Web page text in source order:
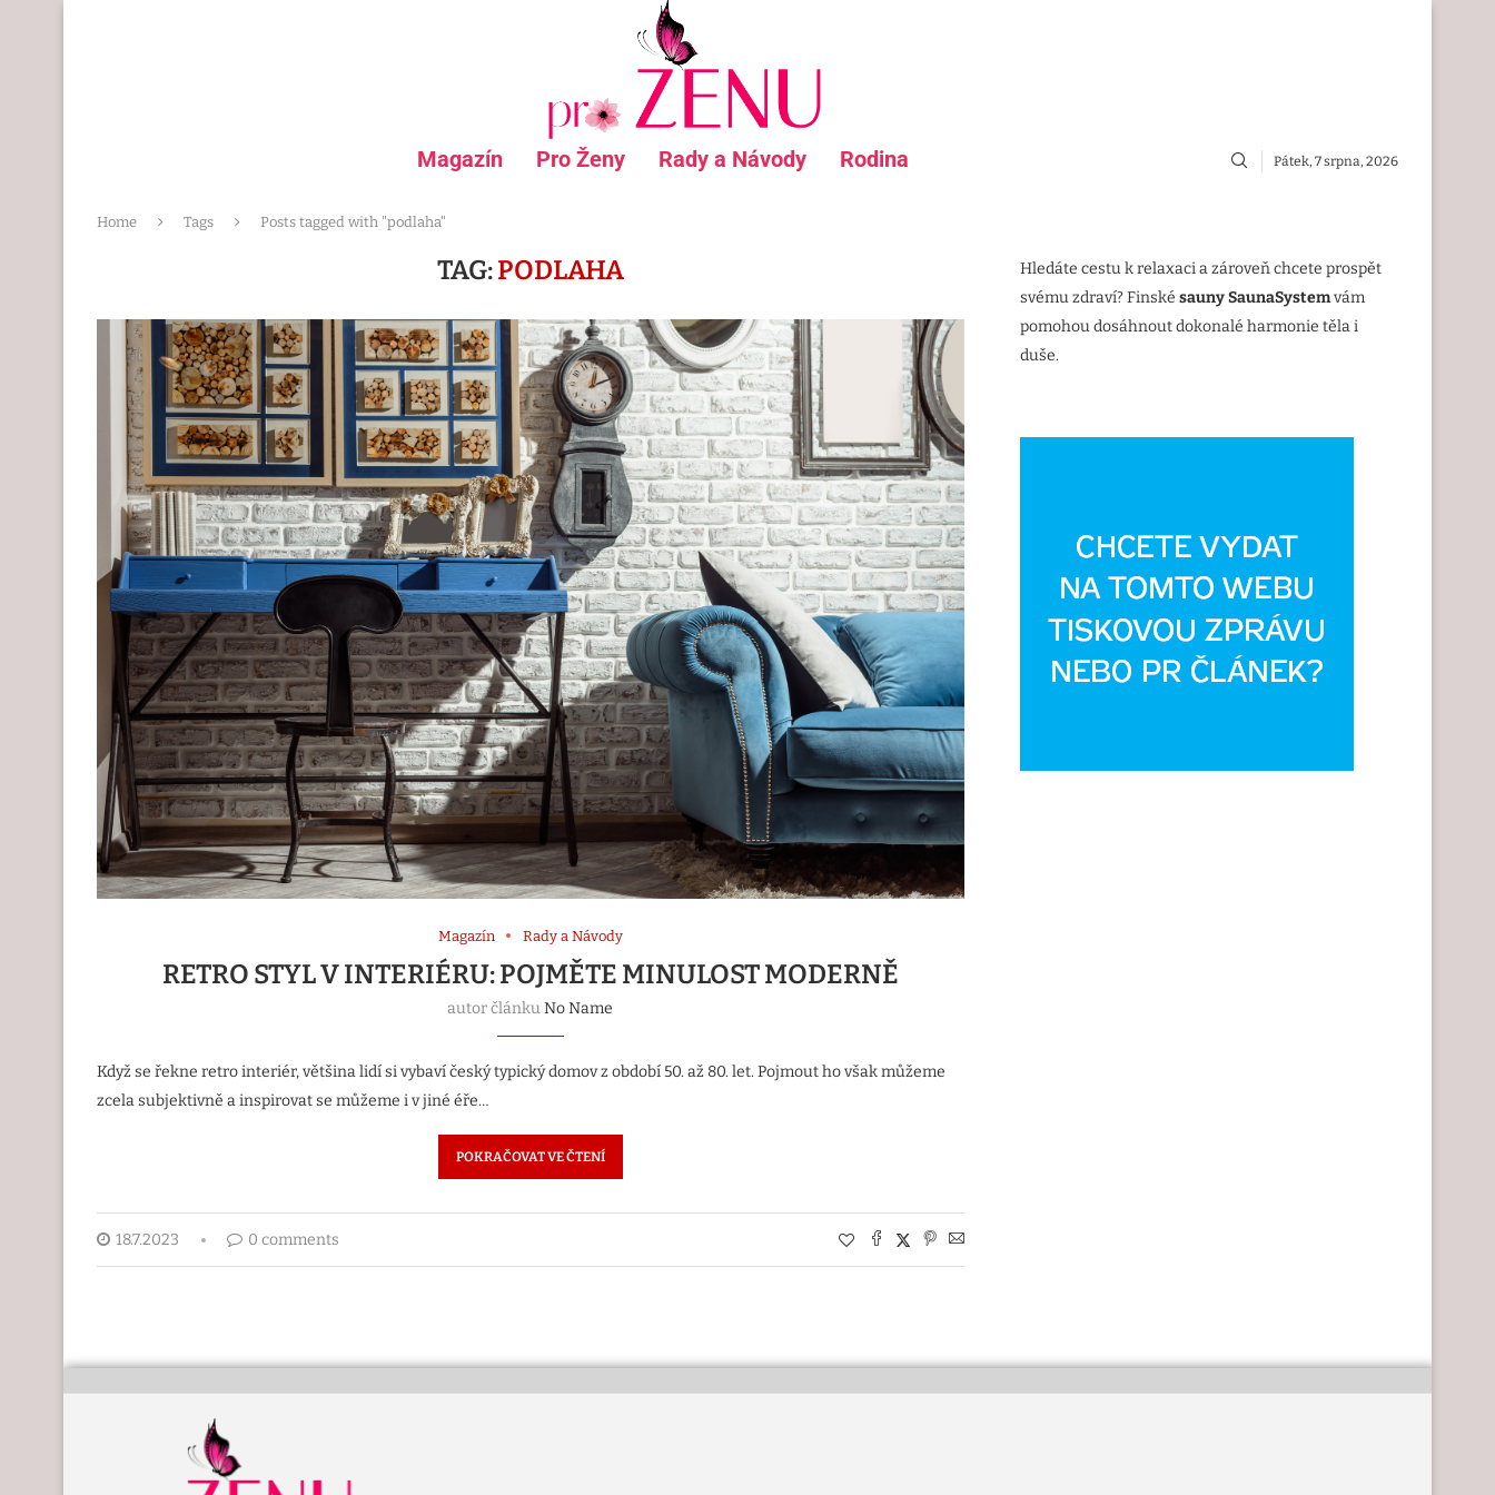
Magazín Pro Ženy Rady a Návody Rodina Pátek, 7 srpna, 2026
Home Tags Posts tagged with "podlaha"
TAG:PODLAHA
Magazín Rady a Návody
RETRO STYL V INTERIÉRU: POJMĚTE MINULOST MODERNĚ
autor článkuNo Name
Když se řekne retro interiér, většina lidí si vybaví český typický domov z období 50. až 80. let. Pojmout ho však můžeme
zcela subjektivně a inspirovat se můžeme i v jiné éře…
POKRAČOVAT VE ČTENÍ
18.7.2023 0 comments
Hledáte cestu k relaxaci a zároveň chcete prospět
svému zdraví? Finské sauny SaunaSystemvám
pomohou dosáhnout dokonalé harmonie těla i
duše.